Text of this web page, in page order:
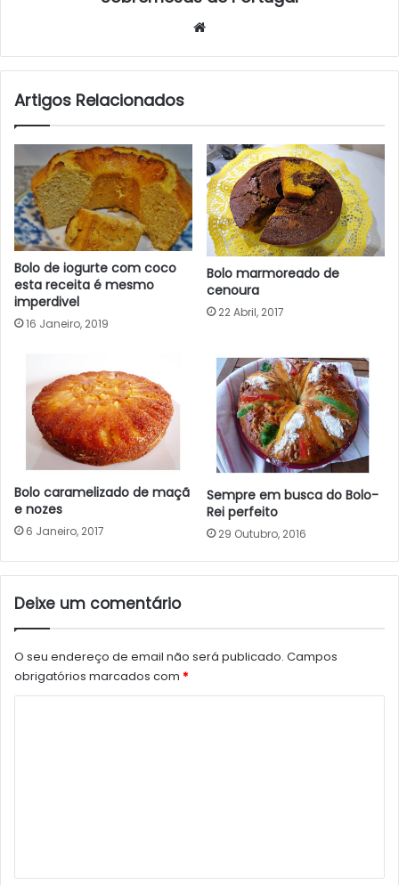
Artigos Relacionados
Bolo de iogurte com coco
esta receita é mesmo
imperdivel
16 Janeiro, 2019
Bolo marmoreado de
cenoura
22 Abril, 2017
Bolo caramelizado de maçã
e nozes
6 Janeiro, 2017
Sempre em busca do Bolo-
Rei perfeito
29 Outubro, 2016
Deixe um comentário
O seu endereço de email não será publicado. Campos
obrigatórios marcados com *